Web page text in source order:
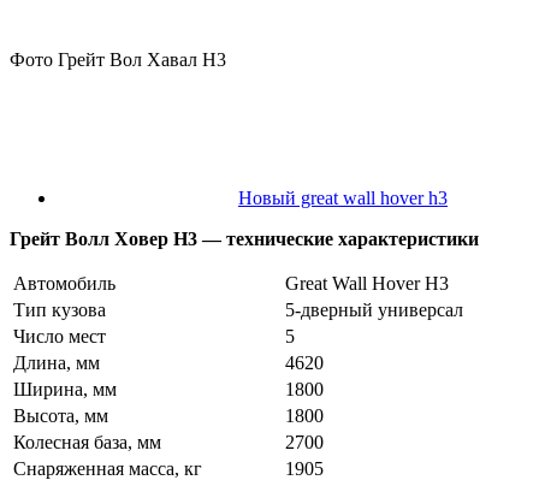
Фото Грейт Вол Хавал Н3
Новый great wall hover h3
Грейт Волл Ховер H3 — технические характеристики
Автомобиль
Great Wall Hover H3
Тип кузова
5-дверный универсал
Число мест
5
Длина, мм
4620
Ширина, мм
1800
Высота, мм
1800
Колесная база, мм
2700
Снаряженная масса, кг
1905